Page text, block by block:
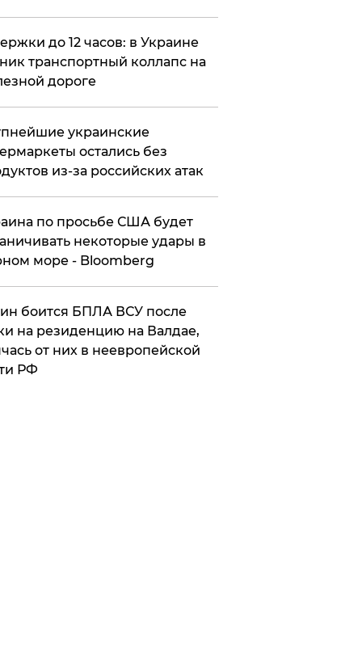
до 12 часов: в Украине
транспортный коллапс на
дороге
украинские
остались без
из-за российских атак
по просьбе США будет
некоторые удары в
море - Bloomberg
боится БПЛА ВСУ после
на резиденцию на Валдае,
от них в неевропейской
РФ